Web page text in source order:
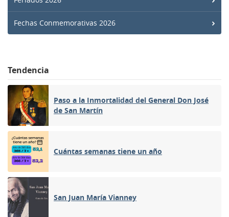
Fechas Conmemorativas 2026
Tendencia
Paso a la Inmortalidad del General Don José
de San Martín
Cuántas semanas tiene un año
San Juan María Vianney